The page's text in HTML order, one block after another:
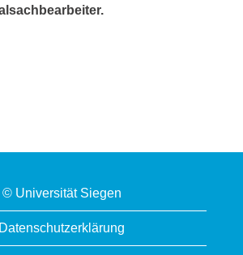
© Universität Siegen
Datenschutzerklärung